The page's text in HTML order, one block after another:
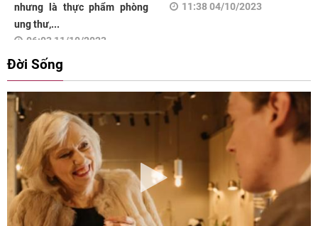
nhưng là thực phẩm phòng
ung thư,...
06:03 11/10/2023
11:38 04/10/2023
Đời Sống